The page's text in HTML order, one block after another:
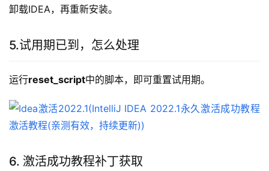
卸载IDEA，再重新安装。
5.试用期已到，怎么处理
运行reset_script中的脚本，即可重置试用期。
6. 激活成功教程补丁获取